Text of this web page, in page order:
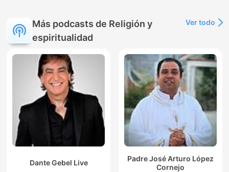
Más podcasts de Religión y
espiritualidad
Ver todo
Dante Gebel Live
Padre José Arturo López
Cornejo